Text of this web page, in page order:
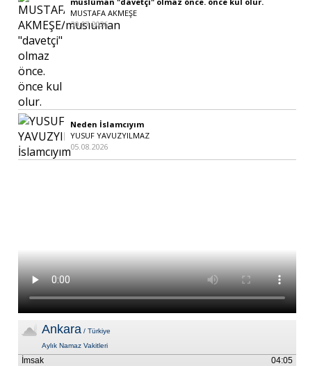
MUSTAFA AKMEŞE
30.07.2026
Neden İslamcıyım
YUSUF YAVUZYILMAZ
05.08.2026